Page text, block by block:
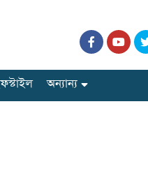
অন্যান্য